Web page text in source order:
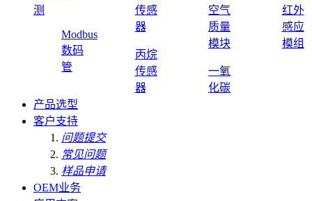
测
Modbus
数码
管
传感
器
丙烷
传感
器
空气
质量
模块
一氧
化碳
红外
感应
模组
产品选型
客户支持
问题提交
常见问题
样品申请
OEM业务